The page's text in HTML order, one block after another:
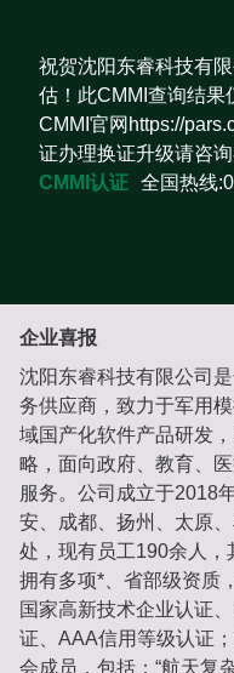
祝贺沈阳东睿科技有
估！此CMMI查询结果
CMMI官网https://
证办理换证升级请咨
CMMI认证 全国热线
企业喜报
沈阳东睿科技有限公司
务供应商，致力于军用
域国产化软件产品研发
略，面向政府、教育、
服务。公司成立于2018
安、成都、扬州、太原
处，现有员工190余人，
拥有多项*、省部级资质
国家高新技术企业认证
证、AAA信用等级认证
会成员，包括：“航天复